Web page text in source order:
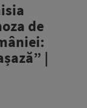
de
|